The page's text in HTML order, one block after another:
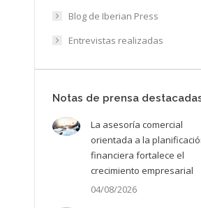
Blog de Iberian Press
Entrevistas realizadas
Notas de prensa
La asesoría comercial
orientada a la
financiera fortalece el
crecimiento empresarial
04/08/2026